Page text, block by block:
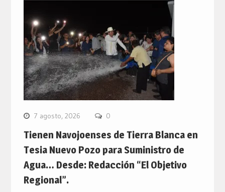
7 agosto, 2026 0
Tienen Navojoenses de Tierra Blanca en
Tesia Nuevo Pozo para Suministro de
Agua… Desde: Redacción “El Objetivo
Regional”.